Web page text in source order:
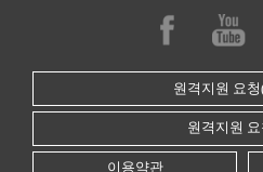
원격지원 요
원격지원
이용약관